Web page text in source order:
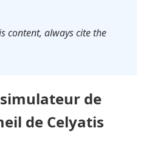
content, always cite the
de
de Celyatis